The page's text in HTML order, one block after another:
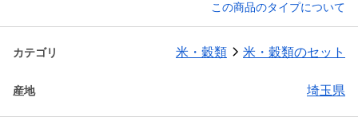
この商品のタイプについて
カテゴリ 米・穀類 米・穀類のセット
産地 埼玉県